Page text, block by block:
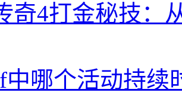
奇4打金秘技：
中哪个活动持续